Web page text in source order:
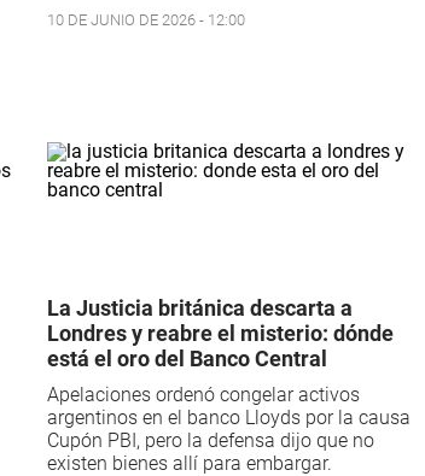
10 DE JUNIO DE 2026 - 12:00
La Justicia británica descarta a
Londres y reabre el misterio: dónde
está el oro del Banco Central
Apelaciones ordenó congelar activos
argentinos en el banco Lloyds por la causa
Cupón PBI, pero la defensa dijo que no
existen bienes allí para embargar.